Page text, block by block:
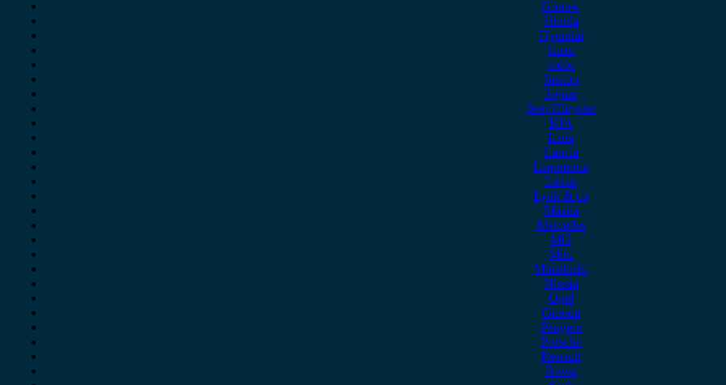
Gonow
Honda
Hyundai
Isuzu
iveco
Jaecoo
Jaguar
Jeep Chrysler
KIA
Lada
Lancia
Leapmotor
Lexus
Lynk & co
Mazda
Mercedes
MG
Mini
Mitsubishi
Nissan
Opel
Omoda
Peugeot
Porsche
Renault
Rover